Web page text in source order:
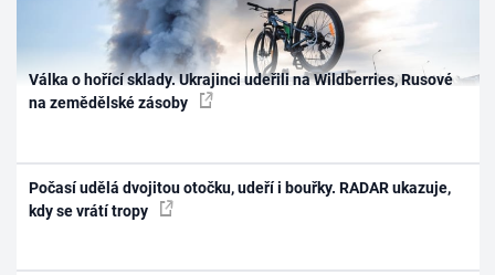
Válka o hořící sklady. Ukrajinci udeřili na Wildberries, Rusové
na zemědělské zásoby
Počasí udělá dvojitou otočku, udeří i bouřky. RADAR ukazuje,
kdy se vrátí tropy